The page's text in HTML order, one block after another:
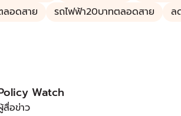
ลอดสาย
รถไฟฟ้า20บาทตลอดสาย ล
Watch
สื่อข่าว